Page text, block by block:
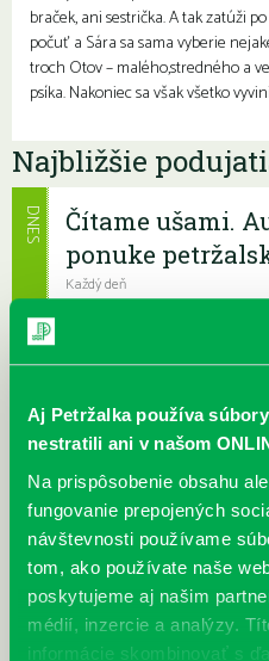
Aj Petržalka používa
nestratili ani v našom
Na prispôsobenie obsahu
fungovanie prepojených
návštevnosti používame
tom, ako používate naše
poskytujeme aj našim
médií, inzercie a analýzy.
informácie skombinovať s
braček, ani sestrička. A tak zatúži
počuť a Sára sa sama vyberie
troch Otov – malého,stredného a
psíka. Nakoniec sa však všetko
Najbližšie
Čítame ušami.
ponuke
Každý deň
Máme skvelé správy pre
Odteraz si môžete v našej
papierové knihy a e-knihy, a...
DNES
Výdajný knižný
Každý deň
Výdajný box na knihy
vchode do Petržalskej
je užívateľsky veľmi jednodu...
Kubo Club už aj
knižnici